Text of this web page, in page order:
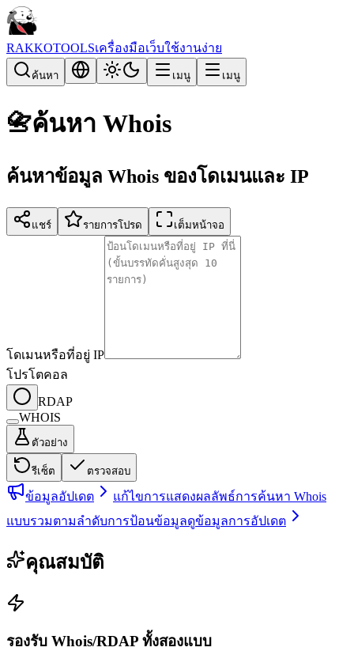
RAKKOTOOLSเครื่องมือเว็บใช้งานง่าย
ค้นหา เมนู เมนู
📇ค้นหา Whois
ค้นหาข้อมูล Whois ของโดเมนและ IP
แชร์ รายการโปรด เต็มหน้าจอ
โดเมนหรือที่อยู่ IP
โปรโตคอล
RDAP
WHOIS
ตัวอย่าง
รีเซ็ต ตรวจสอบ
ข้อมูลอัปเดต
แก้ไขการแสดงผลลัพธ์การค้นหา Whois
แบบรวมตามลำดับการป้อนข้อมูลดูข้อมูลการอัปเดต
คุณสมบัติ
รองรับ Whois/RDAP ทั้งสองแบบ